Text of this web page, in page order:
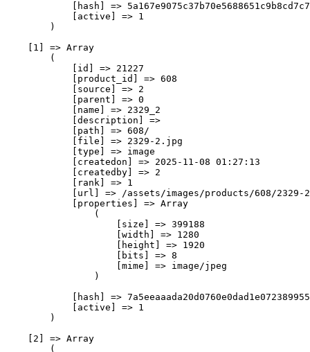
[hash] =>
            [active] => 1
        )
    [1] => Array
        (
            [id] => 21227
            [product_id] => 608
            [source] => 2
            [parent] => 0
            [name] => 2329_2
            [description] =>
            [path] => 608/
            [file] => 2329-2.jpg
            [type] => image
            [createdon] => 2025-11-08 01:27:13
            [createdby] => 2
            [rank] => 1
[url] => /assets/images/products/608/2329-
            [properties] => Array
                (
                    [size] => 399188
                    [width] => 1280
                    [height] => 1920
                    [bits] => 8
                    [mime] => image/jpeg
                )
[hash] =>
            [active] => 1
        )
    [2] => Array
        (